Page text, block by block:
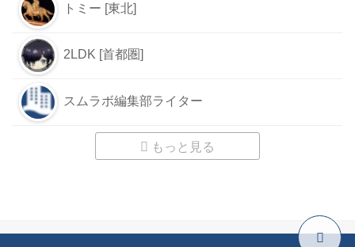
トミー [東北]
2LDK [首都圏]
スムラボ編集部ライター
もっと見る